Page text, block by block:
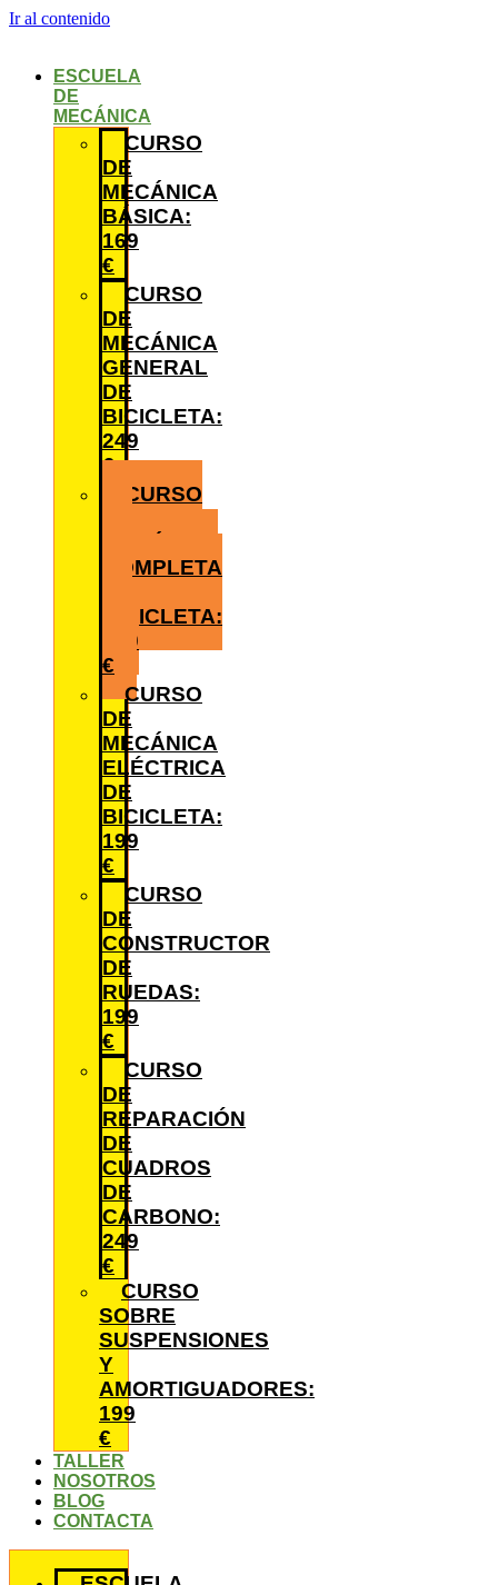
Ir al contenido
ESCUELA
DE
MECÁNICA
CURSO
DE
MECÁNICA
BÁSICA:
169
€
CURSO
DE
MECÁNICA
GENERAL
DE
BICICLETA:
249
€
CURSO
COMPLETA
BICICLETA:
680
€
CURSO
DE
MECÁNICA
ELÉCTRICA
DE
BICICLETA:
199
€
CURSO
DE
CONSTRUCTOR
DE
RUEDAS:
199
€
CURSO
DE
REPARACIÓN
DE
CUADROS
DE
CARBONO:
249
€
CURSO
SOBRE
SUSPENSIONES
Y
AMORTIGUADORES:
199
€
TALLER
NOSOTROS
BLOG
CONTACTA